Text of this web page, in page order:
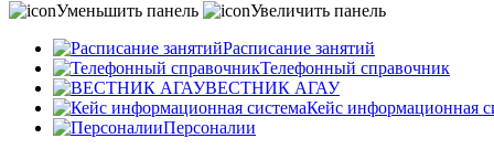
Уменьшить панель
Увеличить панель
Расписание занятий
Телефонный справочник
ВЕСТНИК АГАУ
Кейс информационная
Персоналии